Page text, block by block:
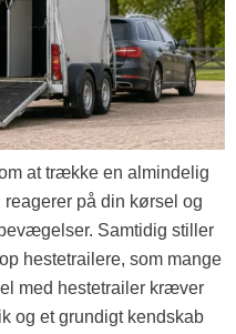
at trække en almindelig
på din kørsel og
Samtidig stiller
hestetrailere, som mange
med hestetrailer kræver
og et grundigt kendskab